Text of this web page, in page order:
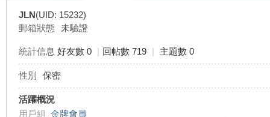
JLN(UID: 15232)
郵箱狀態 未驗證
統計信息 好友數 0 | 回帖數 719 | 主題數 0
性別 保密
活躍概況
用戶組 金牌會員